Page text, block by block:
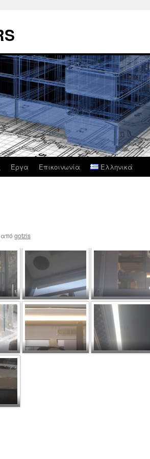
Έργα Επικοινωνία Ελληνικά
από gotzis